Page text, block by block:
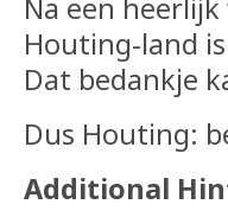
Na een
Houting-land
Dat bedankje
Dus Houting:
Additional